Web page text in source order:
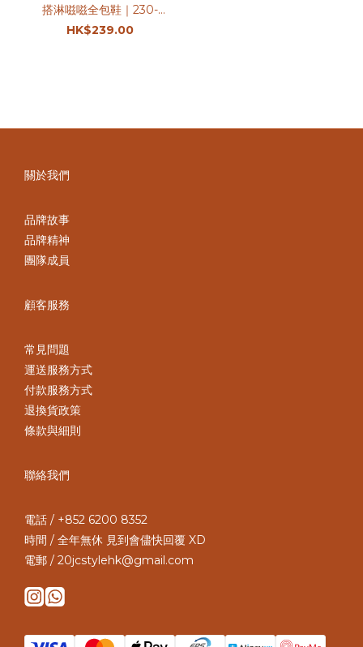
搭淋嗞嗞全包鞋｜230-
280碼
HK$239.00
關於我們
品牌故事
品牌精神
團隊成員
顧客服務
常見問題
運送服務方式
付款服務方式
退換貨政策
條款與細則
聯絡我們
電話 / +852 6200 8352
時間 / 全年無休 見到會儘快回覆 XD
電郵 / 20jcstylehk@gmail.com